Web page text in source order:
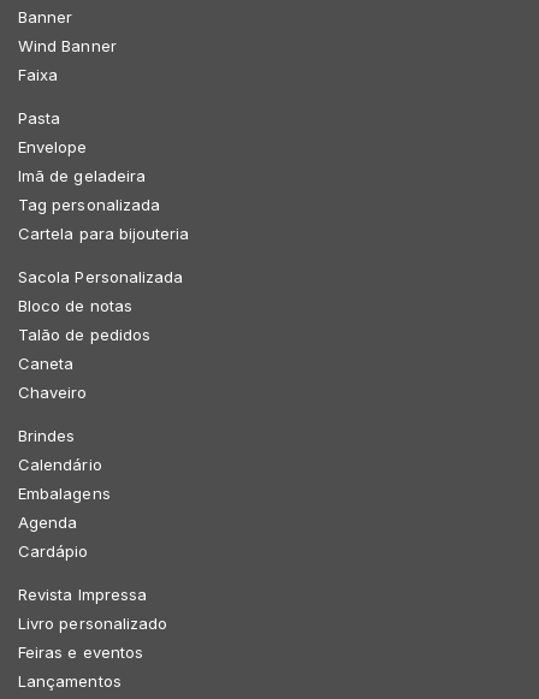
Banner
Wind Banner
Faixa
Pasta
Envelope
Imã de geladeira
Tag personalizada
Cartela para bijouteria
Sacola Personalizada
Bloco de notas
Talão de pedidos
Caneta
Chaveiro
Brindes
Calendário
Embalagens
Agenda
Cardápio
Revista Impressa
Livro personalizado
Feiras e eventos
Lançamentos